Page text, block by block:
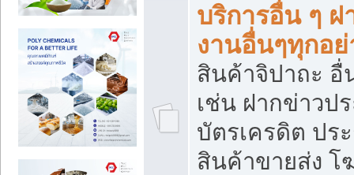
บริการอื่น ๆ
งานอื่นๆทุกอ
สินค้าจิปาถะ อื่
เช่น ฝากข่าวป
บัตรเครดิต ปร
สินค้าขายส่ง